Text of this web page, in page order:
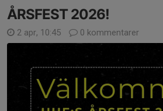
ÅRSFEST 2026!
2 apr, 10:45 0 kommentarer